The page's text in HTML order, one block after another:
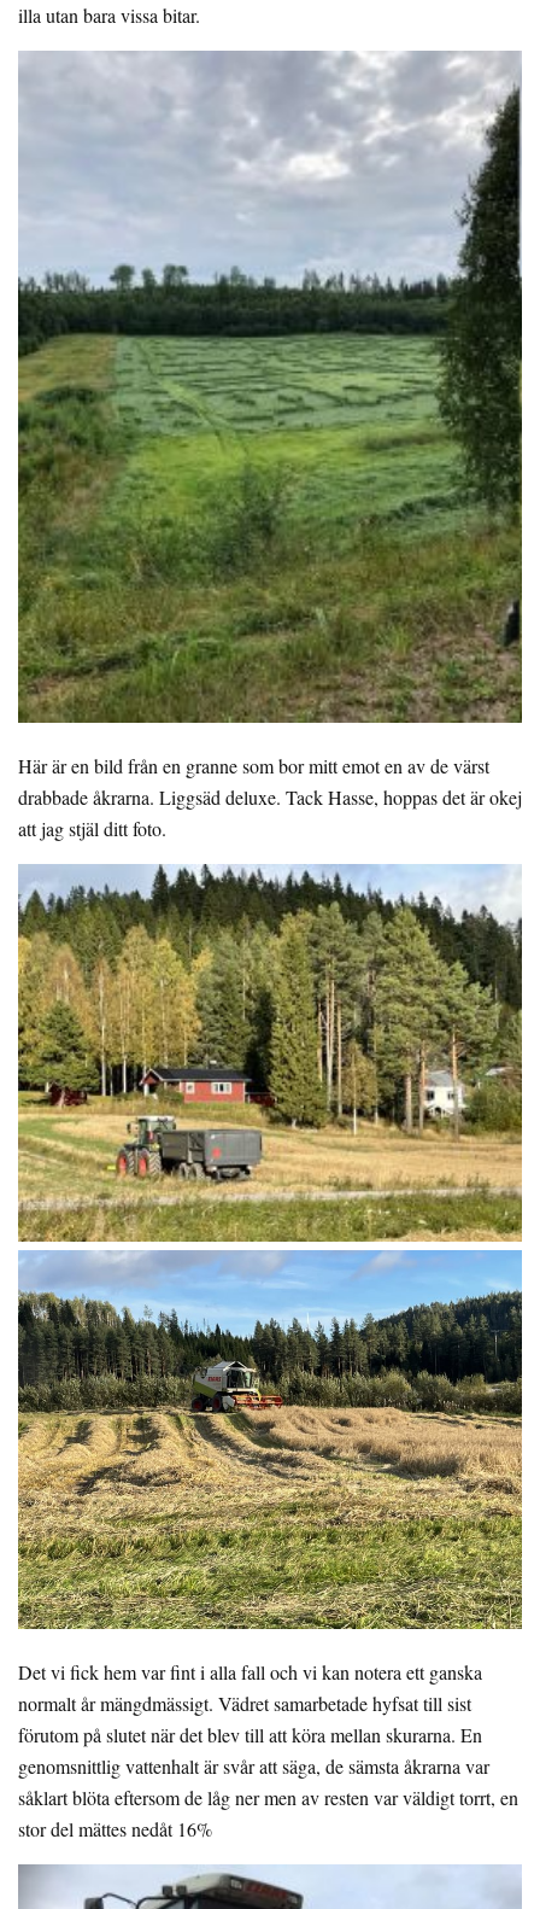
illa utan bara vissa bitar.
Här är en bild från en granne som bor mitt emot en av de värst
drabbade åkrarna. Liggsäd deluxe. Tack Hasse, hoppas det är okej
att jag stjäl ditt foto.
Det vi fick hem var fint i alla fall och vi kan notera ett ganska
normalt år mängdmässigt. Vädret samarbetade hyfsat till sist
förutom på slutet när det blev till att köra mellan skurarna. En
genomsnittlig vattenhalt är svår att säga, de sämsta åkrarna var
såklart blöta eftersom de låg ner men av resten var väldigt torrt, en
stor del mättes nedåt 16%